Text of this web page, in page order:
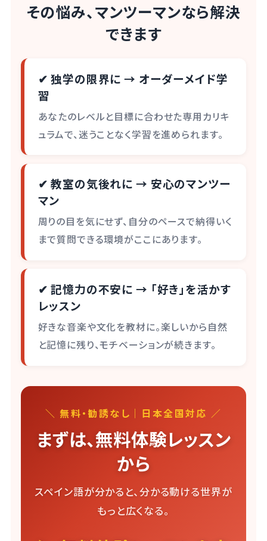
その悩み、マンツーマンなら解決
できます
✔ 独学の限界に → オーダーメイド学
習
あなたのレベルと目標に合わせた専用カリキ
ュラムで、迷うことなく学習を進められます。
✔ 教室の気後れに → 安心のマンツー
マン
周りの目を気にせず、自分のペースで納得いく
まで質問できる環境がここにあります。
✔ 記憶力の不安に → 「好き」を活かす
レッスン
好きな音楽や文化を教材に。楽しいから自然
と記憶に残り、モチベーションが続きます。
＼ 無料・勧誘なし｜日本全国対応 ／
まずは、無料体験レッスン
から
スペイン語が分かると、分かる動ける世界が
もっと広くなる。